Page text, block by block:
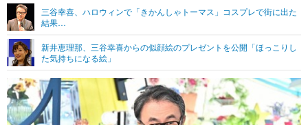
グラビア
ショッピング その他
その他
プッシュ通知の停止方法
三谷幸喜、ハロウィンで「きかんしゃトーマス」コスプレで街に出た
結果…
新井恵理那、三谷幸喜からの似顔絵のプレゼントを公開「ほっこりし
た気持ちになる絵」